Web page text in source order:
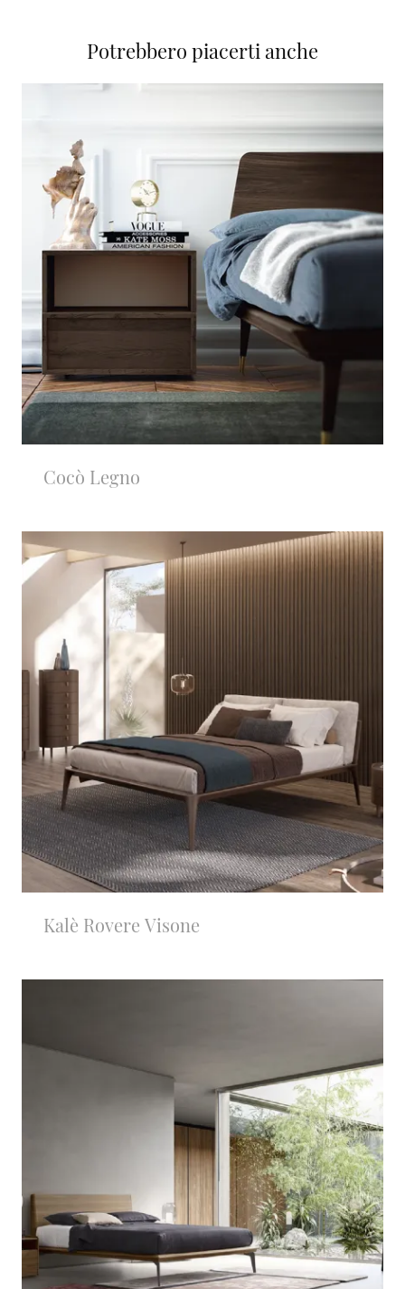
Potrebbero piacerti anche
Cocò Legno
Kalè Rovere Visone